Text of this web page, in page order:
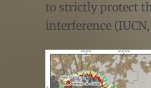
to strictly protect
interference